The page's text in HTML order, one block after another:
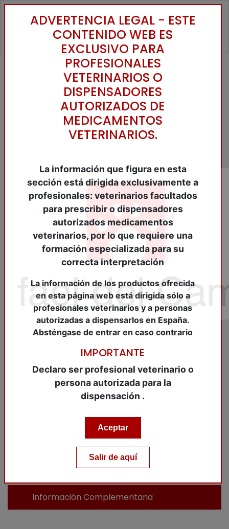
Catálogo/Nutraceuticos
Animales Compañia/ TRACTO URINARIO
RENALOF Pets 150 ml. Sol.o.
RENALOF Pets 150 ml.
RENALOF Pets 150 ml. Sol.o.
Información Complementaria
ADVERTENCIA LEGAL - ESTE
CONTENIDO WEB ES
EXCLUSIVO PARA
PROFESIONALES
VETERINARIOS O
DISPENSADORES
AUTORIZADOS DE
MEDICAMENTOS
VETERINARIOS.
La información que figura en esta
sección está dirigida exclusivamente a
profesionales: veterinarios facultados
para prescribir o dispensadores
autorizados medicamentos
veterinarios, por lo que requiere una
formación especializada para su
correcta interpretación
La información de los productos ofrecida
en esta página web está dirigida sólo a
profesionales veterinarios y a personas
autorizadas a dispensarlos en España.
Absténgase de entrar en caso contrario
IMPORTANTE
Declaro ser profesional veterinario o
persona autorizada para la
dispensación .
Aceptar
Salir de aquí